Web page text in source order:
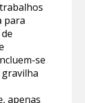
para
se
apenas